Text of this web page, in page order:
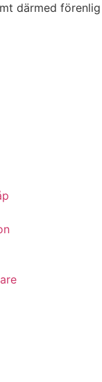
därmed förenlig